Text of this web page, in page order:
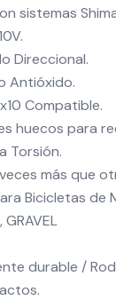
sistemas
Direccional.
Antióxido.
Compatible.
huecos para
Torsión.
más que
Bicicletas de
GRAVEL
durable /